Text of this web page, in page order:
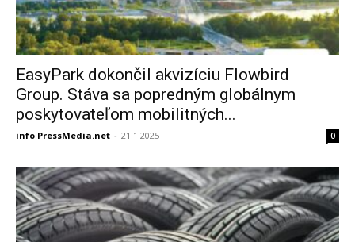
EasyPark dokončil akvizíciu Flowbird
Group. Stáva sa popredným globálnym
poskytovateľom mobilitných...
info PressMedia.net - 21.1.2025 0